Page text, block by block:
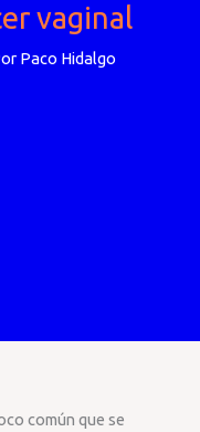
vaginal
Paco Hidalgo
común que se